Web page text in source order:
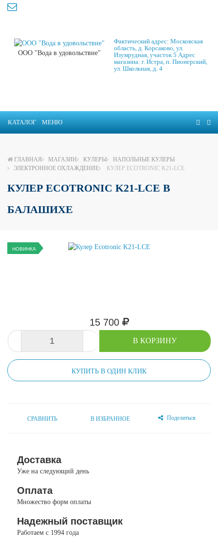
ООО "Вода в удовольствие"
Фактический адрес: Московская
область, д. Корсаково, ул.
Изумрудная, участок 5 Адрес
магазина: г. Истра, п. Пионерский,
ул. Школьная, д. 4
КАТАЛОГ МЕНЮ
ГЛАВНАЯ МАГАЗИН КУЛЕРЫ
НАПОЛЬНЫЕ КУЛЕРЫ
ЭЛЕКТРОННОЕ ОХЛАЖДЕНИЕ
КУЛЕР ECOTRONIC K21-LCE
КУЛЕР ECOTRONIC K21-LCE В
БАЛАШИХЕ
НОВИНКА
15 700
В КОРЗИНУ
КУПИТЬ В ОДИН КЛИК
СРАВНИТЬ В ИЗБРАННОЕ Поделиться
Доставка
Уже на следующий день
Оплата
Множество форм оплаты
Надежный поставщик
Работаем с 1994 года